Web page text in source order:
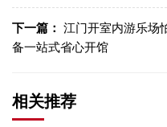
下一篇： 江门开室内游乐场
备一站式省心开馆
相关推荐